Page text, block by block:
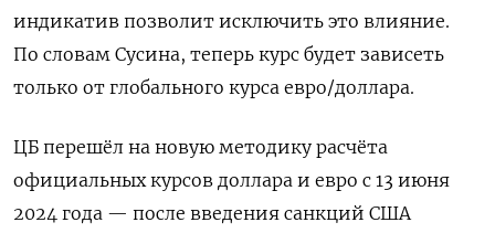
индикатив позволит исключить это влияние.
По словам Сусина, теперь курс будет зависеть
только от глобального курса евро/доллара.
ЦБ перешёл на новую методику расчёта
официальных курсов доллара и евро с 13 июня
2024 года — после введения санкций США